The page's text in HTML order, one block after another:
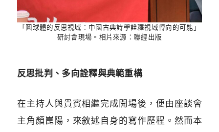
「圓球體的反思視域：中國古典詩學詮釋視域轉向的可能」
研討會現場。相片來源：聯經出版
反思批判、多向詮釋與典範重構
在主持人與貴賓相繼完成開場後，便由座談會
主角顏崑陽，來敘述自身的寫作歷程。然而本